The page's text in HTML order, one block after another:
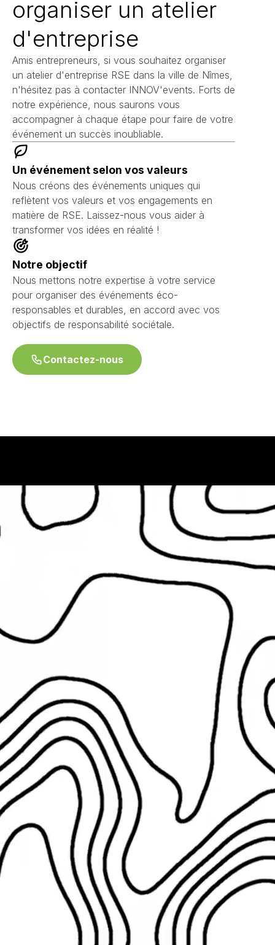
organiser un atelier
d'entreprise
Amis entrepreneurs, si vous souhaitez organiser
un atelier d'entreprise RSE dans la ville de Nîmes,
n'hésitez pas à contacter INNOV'events. Forts de
notre expérience, nous saurons vous
accompagner à chaque étape pour faire de votre
événement un succès inoubliable.
Un événement selon vos valeurs
Nous créons des événements uniques qui
reflètent vos valeurs et vos engagements en
matière de RSE. Laissez-nous vous aider à
transformer vos idées en réalité !
Notre objectif
Nous mettons notre expertise à votre service
pour organiser des événements éco-
responsables et durables, en accord avec vos
objectifs de responsabilité sociétale.
Contactez-nous